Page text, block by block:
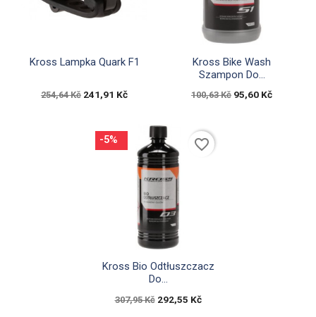
 Rychlý náhled
Kross Lampka Quark F1
254,64 Kč 241,91 Kč
Rychlý náhled
Kross Bike Wash
Szampon Do...
100,63 Kč 95,60 Kč
Rychlý náhled
Kross Bio Odtłuszczacz
Do...
307,95 Kč 292,55 Kč
-5% favorite_border